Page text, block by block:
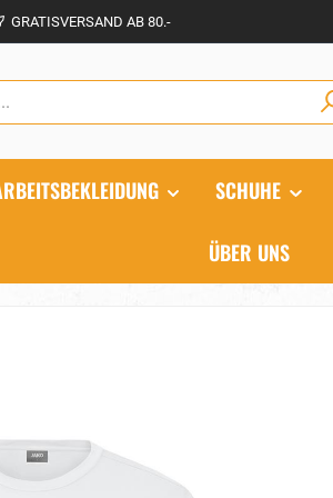
GRATISVERSAND AB 80.-
SCHUHE
ÜBER UNS